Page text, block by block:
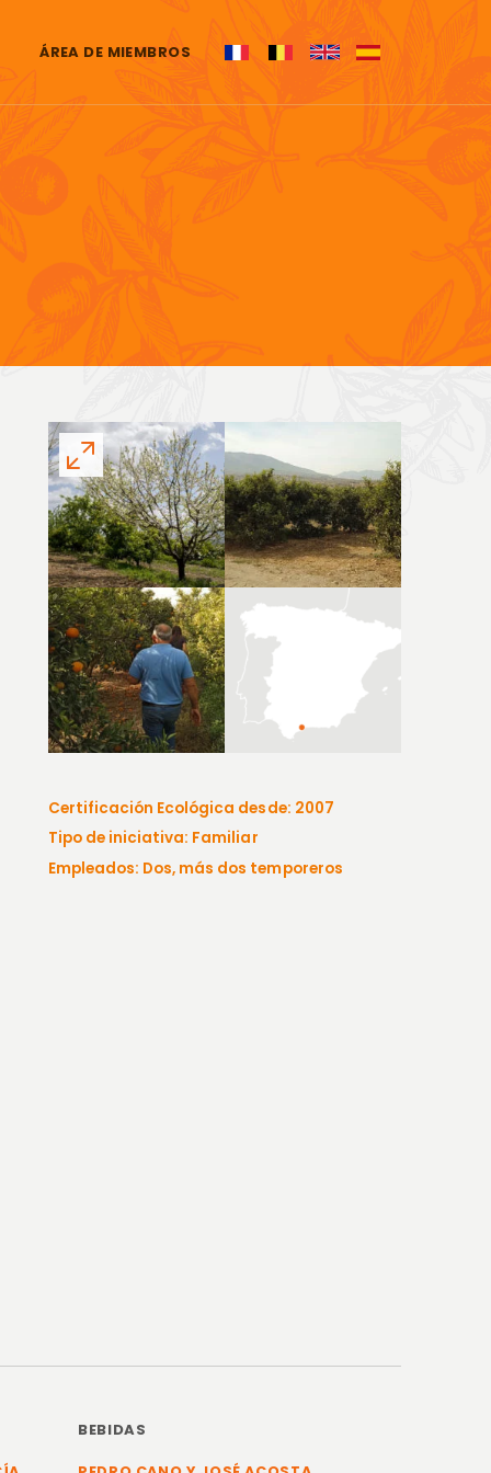
ÁREA DE MIEMBROS
Certificación Ecológica desde: 2007
Tipo de iniciativa: Familiar
Empleados: Dos, más dos temporeros
BEBIDAS